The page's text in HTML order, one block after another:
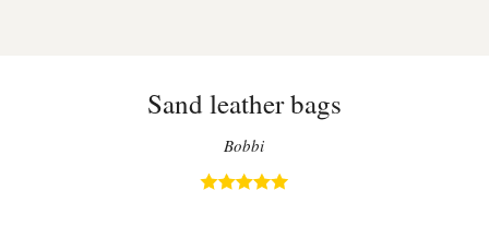
Sand leather bags
Bobbi